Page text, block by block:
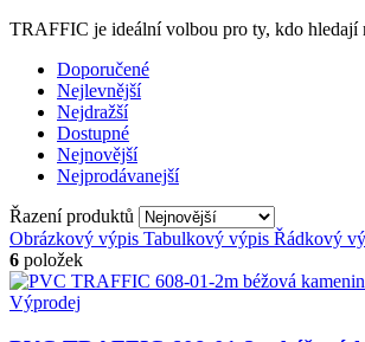
TRAFFIC je ideální volbou pro ty, kdo hledají
Doporučené
Nejlevnější
Nejdražší
Dostupné
Nejnovější
Nejprodávanejší
Řazení produktů
Obrázkový výpis Tabulkový výpis Řádkový
6 položek
Výprodej